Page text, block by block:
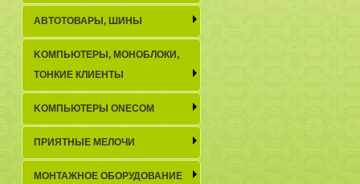
АВТОТОВАРЫ, ШИНЫ
KОМПЬЮТЕРЫ, МОНОБЛОКИ,
ТОНКИЕ КЛИЕНТЫ
KОМПЬЮТЕРЫ ONECOM
ПРИЯТНЫЕ МЕЛОЧИ
МОНТАЖНОЕ ОБОРУДОВАНИЕ